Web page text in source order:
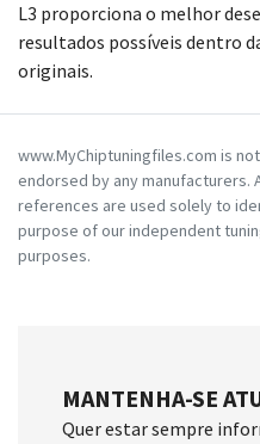
L3 proporciona o melhor
resultados possíveis dentro
originais.
www.MyChiptuningfiles.com is
endorsed by any manufacturers.
references are used solely to
purpose of our independent
purposes.
MANTENHA-SE
Quer estar sempre